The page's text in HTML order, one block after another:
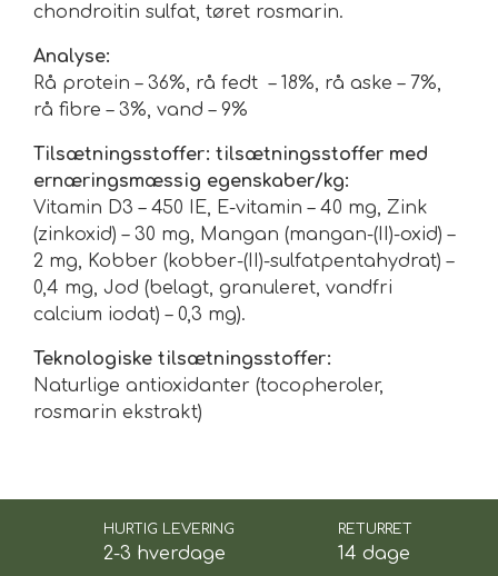
chondroitin sulfat, tøret rosmarin.
Analyse:
Rå protein – 36%, rå fedt – 18%, rå aske – 7%,
rå fibre – 3%, vand – 9%
Tilsætningsstoffer: tilsætningsstoffer med
ernæringsmæssig egenskaber/kg:
Vitamin D3 – 450 IE, E-vitamin – 40 mg, Zink
(zinkoxid) – 30 mg, Mangan (mangan-(II)-oxid) –
2 mg, Kobber (kobber-(II)-sulfatpentahydrat) –
0,4 mg, Jod (belagt, granuleret, vandfri
calcium iodat) – 0,3 mg).
Teknologiske tilsætningsstoffer:
Naturlige antioxidanter (tocopheroler,
rosmarin ekstrakt)
HURTIG LEVERING
2-3 hverdage
RETURRET
14 dage